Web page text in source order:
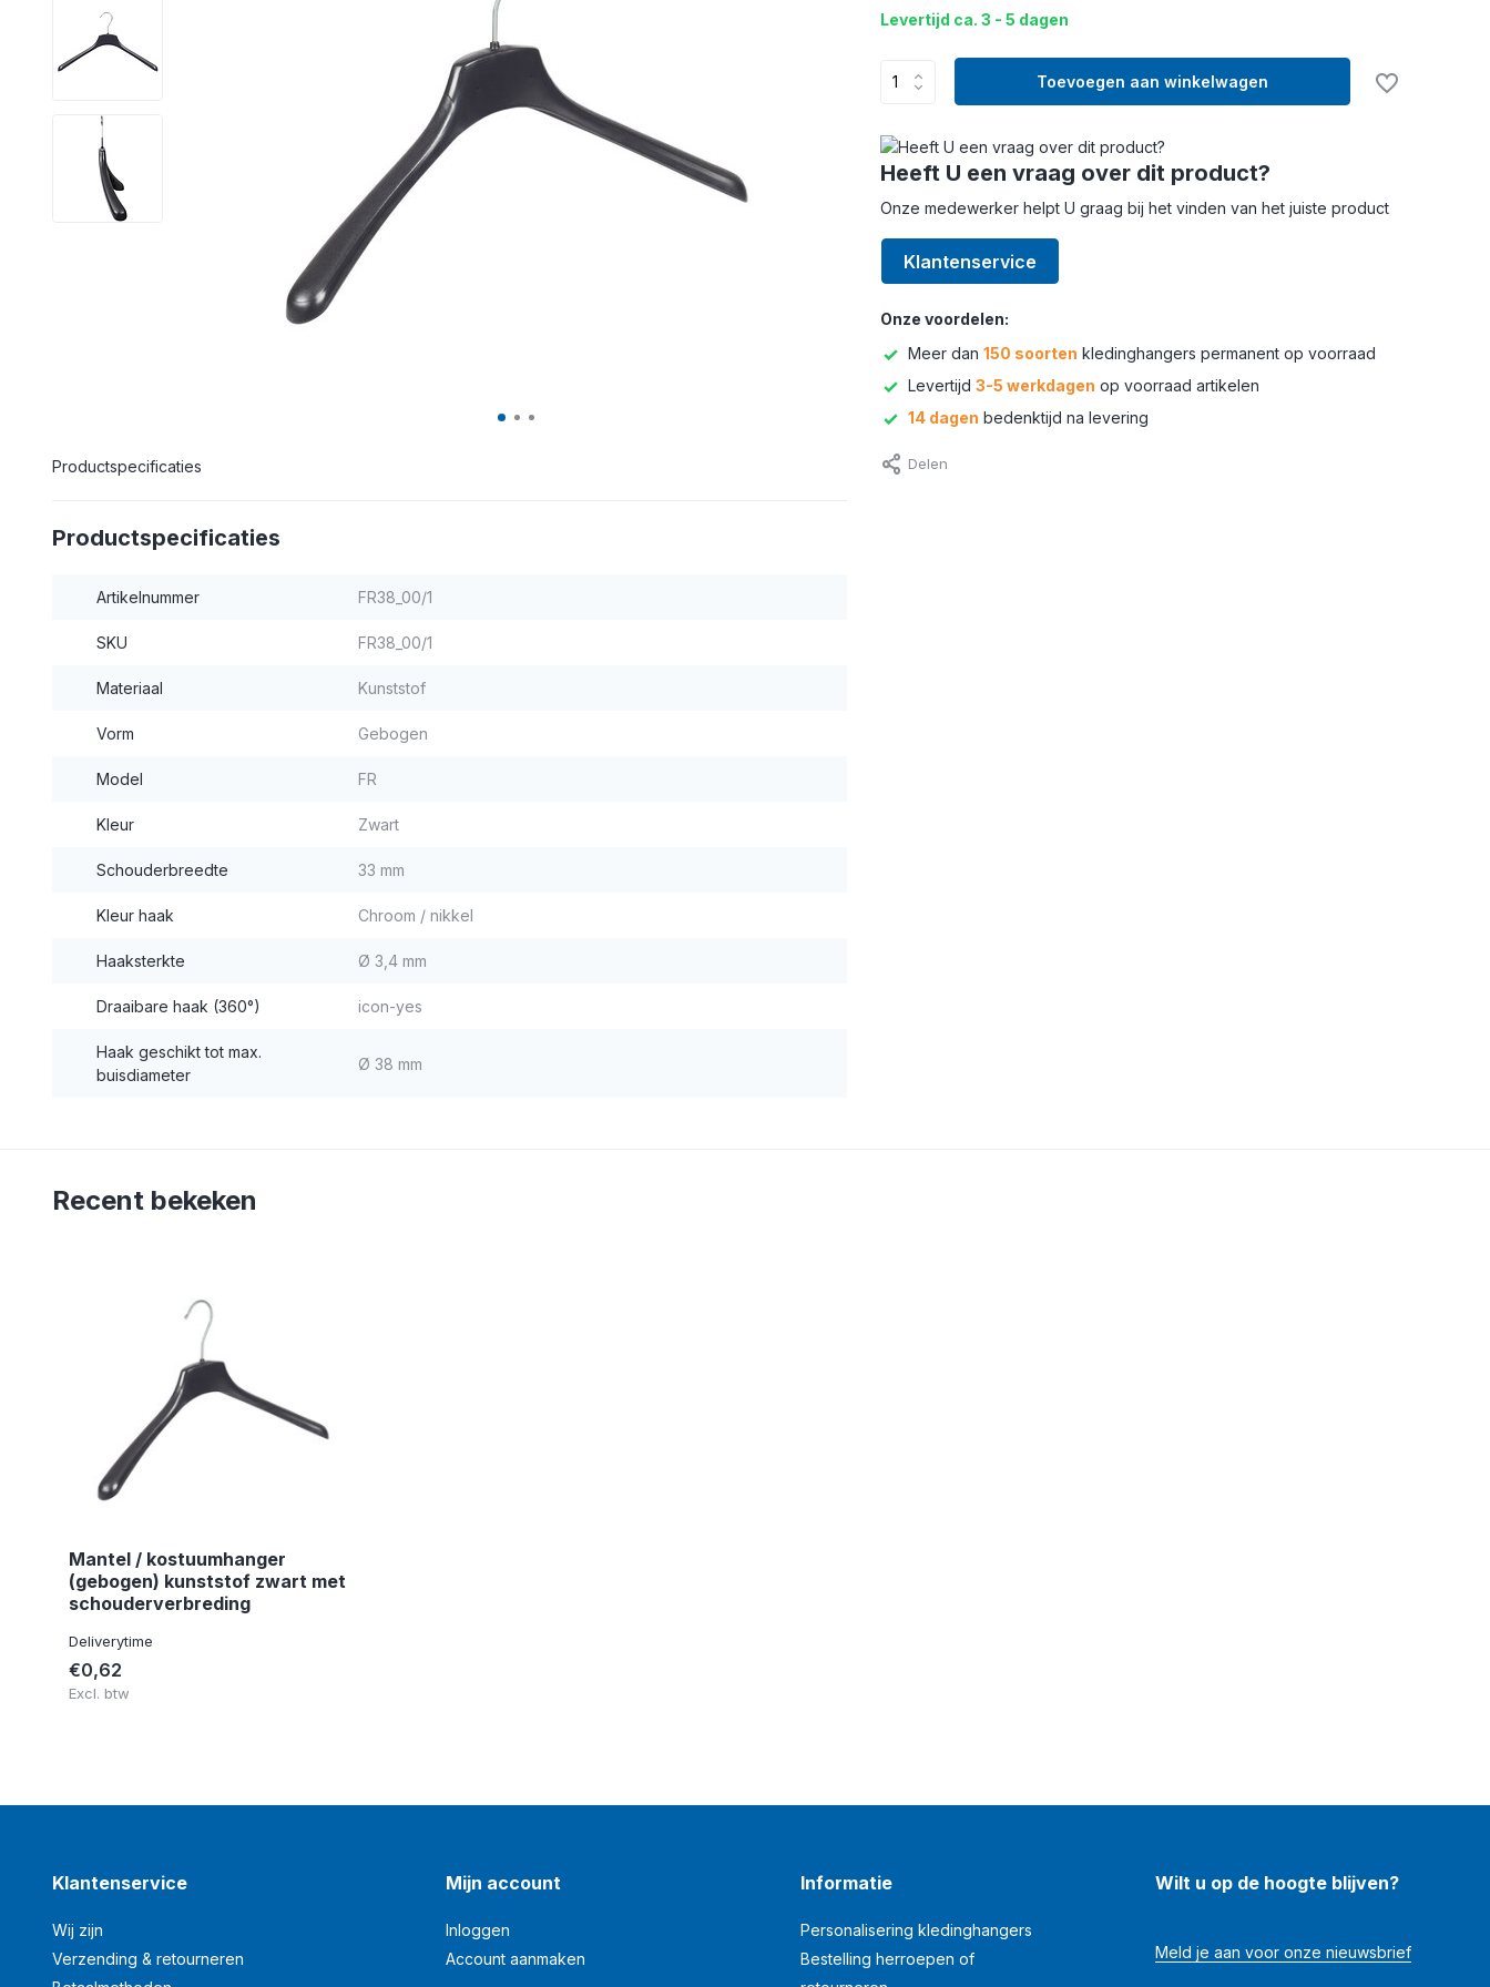
Productspecificaties
Productspecificaties
Artikelnummer FR38_00/1
SKU FR38_00/1
Materiaal Kunststof
Vorm Gebogen
Model FR
Kleur Zwart
Schouderbreedte 33 mm
Kleur haak Chroom / nikkel
Haaksterkte Ø 3,4 mm
Draaibare haak (360°) icon-yes
Haak geschikt tot max.
buisdiameter
Ø 38 mm
Levertijd ca. 3 - 5 dagen
Toevoegen aan winkelwagen
Heeft U een vraag over dit product?
Onze medewerker helpt U graag bij het vinden van het juiste product
Klantenservice
Onze voordelen:
Meer dan 150 soorten kledinghangers permanent op voorraad
Levertijd 3-5 werkdagen op voorraad artikelen
14 dagen bedenktijd na levering
Delen
Recent bekeken
Mantel / kostuumhanger
(gebogen) kunststof zwart met
schouderverbreding
Deliverytime
€0,62
Excl. btw
Klantenservice
Wij zijn
Verzending & retourneren
Mijn account
Inloggen
Account aanmaken
Informatie
Personalisering kledinghangers
Bestelling herroepen of
Wilt u op de hoogte blijven?
Meld je aan voor onze nieuwsbrief